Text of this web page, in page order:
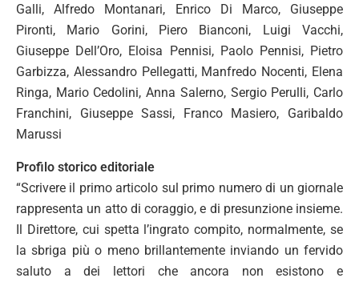
Galli, Alfredo Montanari, Enrico Di Marco, Giuseppe
Pironti, Mario Gorini, Piero Bianconi, Luigi Vacchi,
Giuseppe Dell’Oro, Eloisa Pennisi, Paolo Pennisi, Pietro
Garbizza, Alessandro Pellegatti, Manfredo Nocenti, Elena
Ringa, Mario Cedolini, Anna Salerno, Sergio Perulli, Carlo
Franchini, Giuseppe Sassi, Franco Masiero, Garibaldo
Marussi
Profilo storico editoriale
“Scrivere il primo articolo sul primo numero di un giornale
rappresenta un atto di coraggio, e di presunzione insieme.
Il Direttore, cui spetta l’ingrato compito, normalmente, se
la sbriga più o meno brillantemente inviando un fervido
saluto a dei lettori che ancora non esistono e